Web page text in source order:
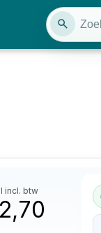
incl. btw
2,70